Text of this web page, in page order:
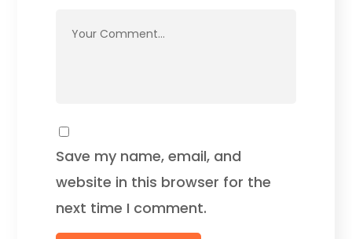
Save my name, email, and
website in this browser for the
next time I comment.